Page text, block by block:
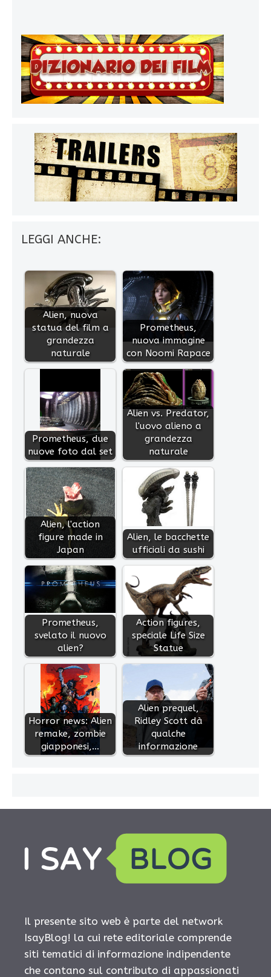
LEGGI ANCHE:
Alien, nuova
statua del film a
grandezza
naturale
Prometheus,
nuova immagine
con Noomi Rapace
Prometheus, due
nuove foto dal set
Alien vs. Predator,
l'uovo alieno a
grandezza
naturale
Alien, l'action
figure made in
Japan
Alien, le bacchette
ufficiali da sushi
Prometheus,
svelato il nuovo
alien?
Action figures,
speciale Life Size
Statue
Horror news: Alien
remake, zombie
giapponesi,…
Alien prequel,
Ridley Scott dà
qualche
informazione
Il presente sito web è parte del network
IsayBlog! la cui rete editoriale comprende
siti tematici di informazione indipendente
che contano sul contributo di appassionati